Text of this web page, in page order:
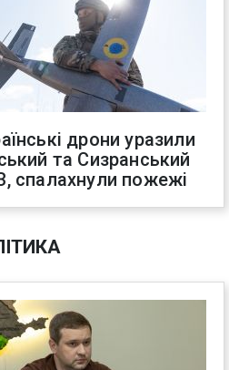
дрони уразили
та Сизранський
спалахнули пожежі